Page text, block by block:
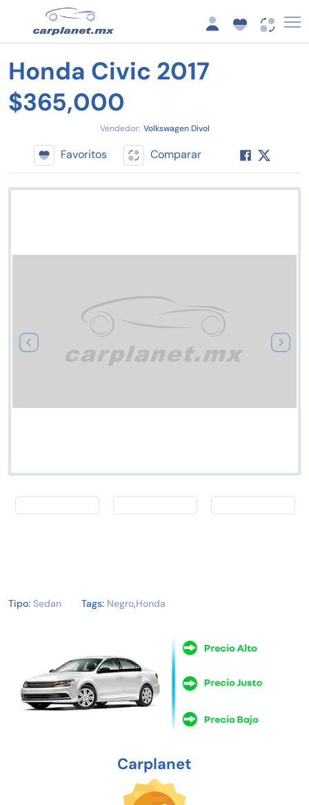
Honda Civic 2017
$365,000
Vendedor: Volkswagen Divol
Favoritos Comparar
Tipo: Sedan Tags: Negro,Honda
Carplanet